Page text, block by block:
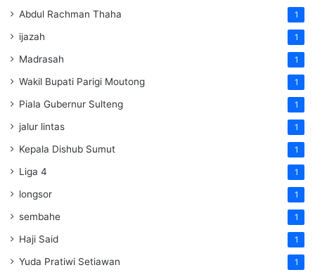
Abdul Rachman Thaha 1
ijazah 1
Madrasah 1
Wakil Bupati Parigi Moutong 1
Piala Gubernur Sulteng 1
jalur lintas 1
Kepala Dishub Sumut 1
Liga 4 1
longsor 1
sembahe 1
Haji Said 1
Yuda Pratiwi Setiawan 1